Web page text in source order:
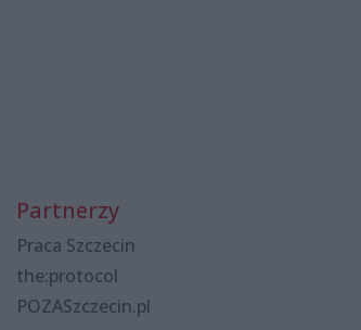
Partnerzy
Praca Szczecin
the:protocol
POZASzczecin.pl